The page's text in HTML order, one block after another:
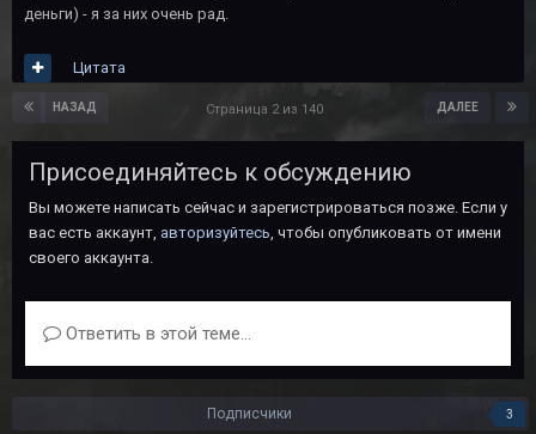
деньги) - я за них очень рад.
Цитата
НАЗАД ДАЛЕЕ
Страница 2 из 140
Присоединяйтесь к обсуждению
Вы можете написать сейчас и зарегистрироваться позже. Если у
вас есть аккаунт, авторизуйтесь, чтобы опубликовать от имени
своего аккаунта.
Ответить в этой теме...
Подписчики 3